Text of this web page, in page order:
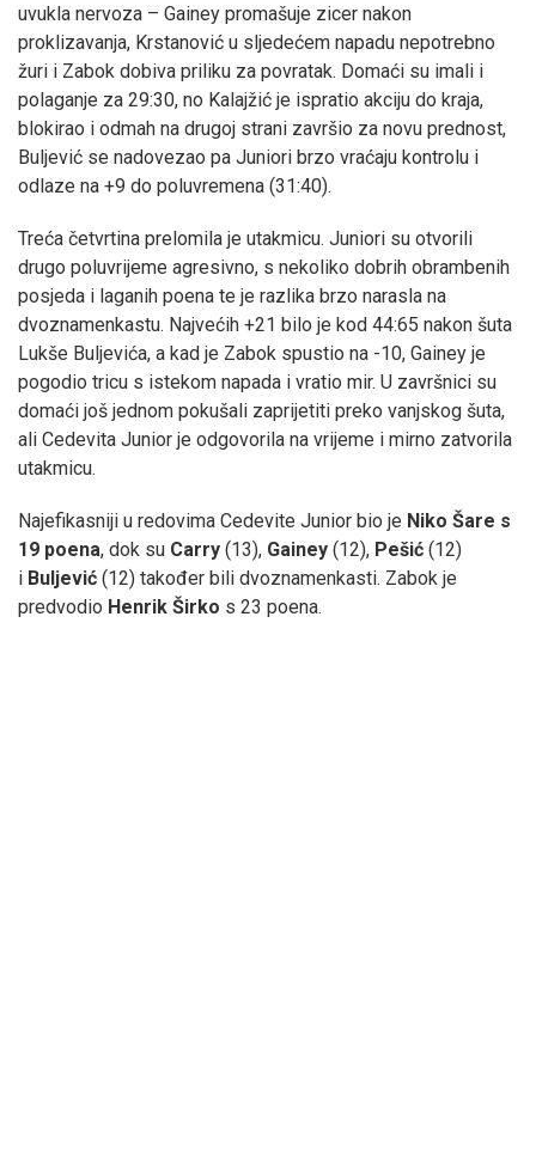
uvukla nervoza – Gainey promašuje zicer nakon
proklizavanja, Krstanović u sljedećem napadu nepotrebno
žuri i Zabok dobiva priliku za povratak. Domaći su imali i
polaganje za 29:30, no Kalajžić je ispratio akciju do kraja,
blokirao i odmah na drugoj strani završio za novu prednost,
Buljević se nadovezao pa Juniori brzo vraćaju kontrolu i
odlaze na +9 do poluvremena (31:40).
Treća četvrtina prelomila je utakmicu. Juniori su otvorili
drugo poluvrijeme agresivno, s nekoliko dobrih obrambenih
posjeda i laganih poena te je razlika brzo narasla na
dvoznamenkastu. Najvećih +21 bilo je kod 44:65 nakon šuta
Lukše Buljevića, a kad je Zabok spustio na -10, Gainey je
pogodio tricu s istekom napada i vratio mir. U završnici su
domaći još jednom pokušali zaprijetiti preko vanjskog šuta,
ali Cedevita Junior je odgovorila na vrijeme i mirno zatvorila
utakmicu.
Najefikasniji u redovima Cedevite Junior bio je Niko Šare s
19 poena, dok su Carry (13), Gainey (12), Pešić (12)
i Buljević (12) također bili dvoznamenkasti. Zabok je
predvodio Henrik Širko s 23 poena.